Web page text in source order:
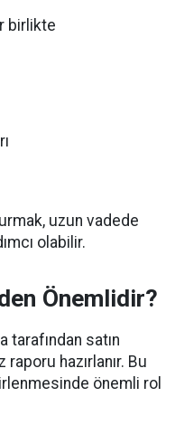
birlikte
uzun vadede
olabilir.
Önemlidir?
tarafından satın
hazırlanır. Bu
önemli rol